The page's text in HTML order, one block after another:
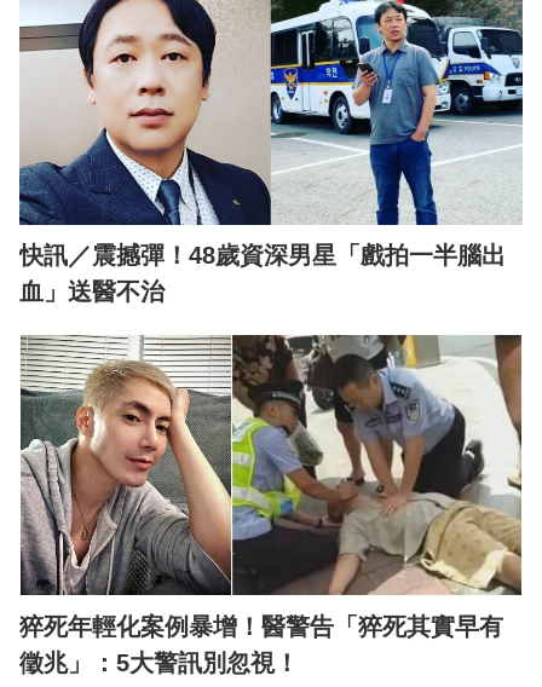
快訊／震撼彈！48歲資深男星「戲拍一半腦出
血」送醫不治
猝死年輕化案例暴增！醫警告「猝死其實早有
徵兆」：5大警訊別忽視！